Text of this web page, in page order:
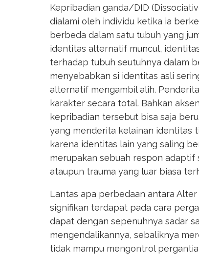
Kepribadian ganda/DID
dialami oleh individu ketika ia
berbeda dalam satu tubuh yang
identitas alternatif muncul,
terhadap tubuh seutuhnya dalam
menyebabkan si identitas asli
alternatif mengambil alih.
karakter secara total. Bahkan
kepribadian tersebut bisa saja
yang menderita kelainan identitas
karena identitas lain yang saling
merupakan sebuah respon adaptif
ataupun trauma yang luar biasa
Lantas apa perbedaan antara
signifikan terdapat pada cara
dapat dengan sepenuhnya sadar
mengendalikannya, sebaliknya
tidak mampu mengontrol